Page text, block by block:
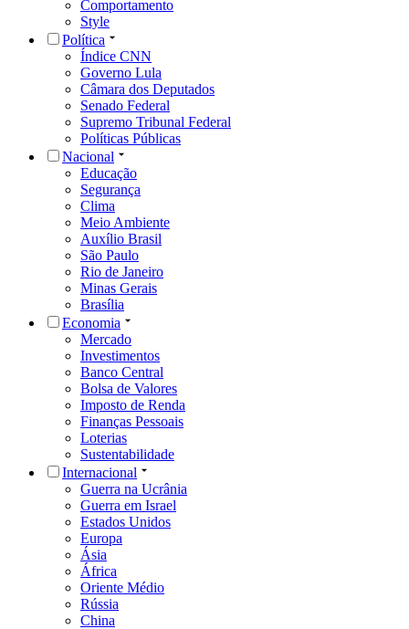
Comportamento
Style
Política
Índice CNN
Governo Lula
Câmara dos Deputados
Senado Federal
Supremo Tribunal Federal
Políticas Públicas
Nacional
Educação
Segurança
Clima
Meio Ambiente
Auxílio Brasil
São Paulo
Rio de Janeiro
Minas Gerais
Brasília
Economia
Mercado
Investimentos
Banco Central
Bolsa de Valores
Imposto de Renda
Finanças Pessoais
Loterias
Sustentabilidade
Internacional
Guerra na Ucrânia
Guerra em Israel
Estados Unidos
Europa
Ásia
África
Oriente Médio
Rússia
China